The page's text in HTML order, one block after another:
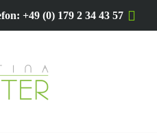
+49 (0) 179 2 34 43 57